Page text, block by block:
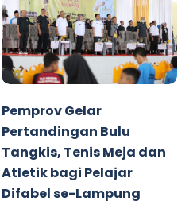
Pemprov Gelar
Pertandingan Bulu
Tangkis, Tenis Meja dan
Atletik bagi Pelajar
Difabel se-Lampung